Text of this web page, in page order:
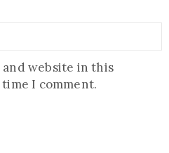
and website in this
I comment.